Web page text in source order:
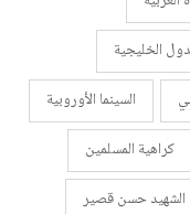
الخليجية
السينما الأوروبية
كراهية المسلمين
الشهيد حسن قصير